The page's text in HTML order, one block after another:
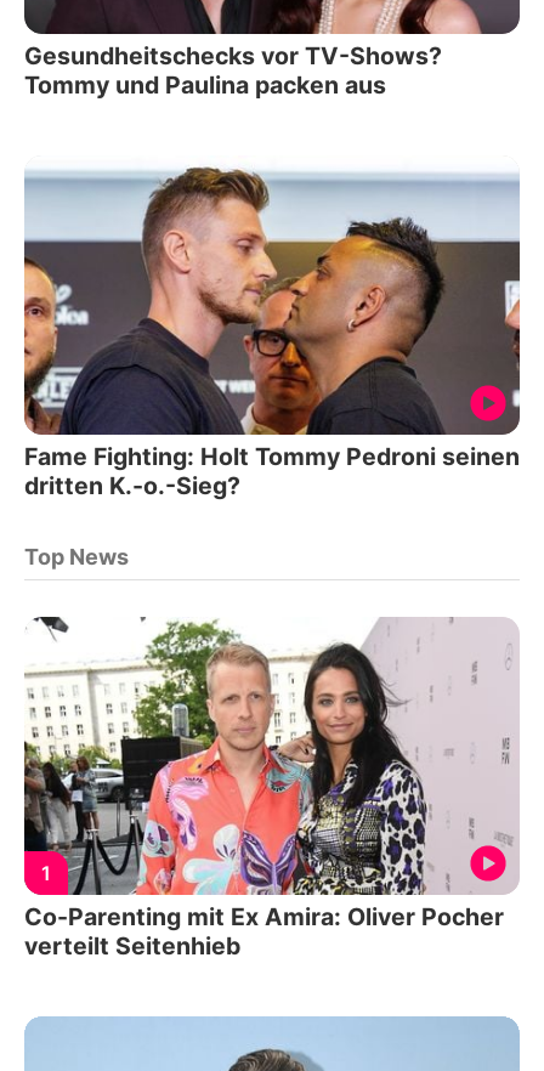
Gesundheitschecks vor TV-Shows?
Tommy und Paulina packen aus
Fame Fighting: Holt Tommy Pedroni seinen
dritten K.-o.-Sieg?
Top News
1
Co-Parenting mit Ex Amira: Oliver Pocher
verteilt Seitenhieb